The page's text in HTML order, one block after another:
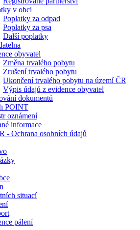
v obci
Poplatky za odpad
Poplatky za psa
Další poplatky
obyvatel
Změna trvalého pobytu
Zrušení trvalého pobytu
Ukončení trvalého pobytu na území ČR
Výpis údajů z evidence obyvatel
dokumentů
POINT
oznámení
informace
- Ochrana osobních údajů
situací
pálení